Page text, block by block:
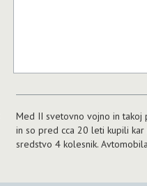
Med II svetovno vojno in takoj
in so pred cca 20 leti kupili
sredstvo 4 kolesnik.